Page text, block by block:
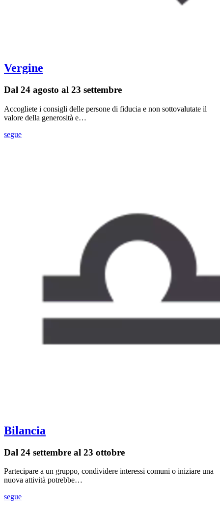
Vergine
Dal 24 agosto al 23 settembre
Accogliete i consigli delle persone di fiducia e non sottovalutate il
valore della generosità e…
segue
Bilancia
Dal 24 settembre al 23 ottobre
Partecipare a un gruppo, condividere interessi comuni o iniziare una
nuova attività potrebbe…
segue